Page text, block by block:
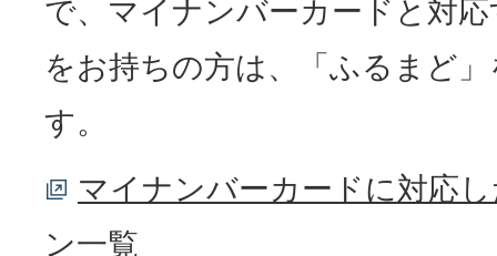
で、マイナンバーカードと対
をお持ちの方は、「ふるまど
す。
マイナンバーカードに対応
ン一覧